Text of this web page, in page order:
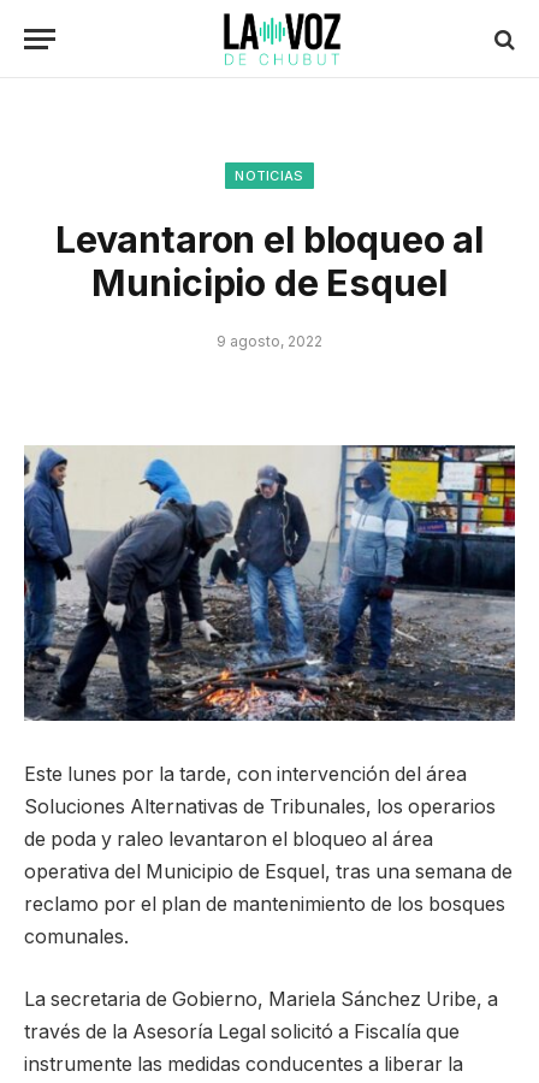
NOTICIAS
Levantaron el bloqueo al
Municipio de Esquel
9 agosto, 2022
Este lunes por la tarde, con intervención del área
Soluciones Alternativas de Tribunales, los operarios
de poda y raleo levantaron el bloqueo al área
operativa del Municipio de Esquel, tras una semana de
reclamo por el plan de mantenimiento de los bosques
comunales.
La secretaria de Gobierno, Mariela Sánchez Uribe, a
través de la Asesoría Legal solicitó a Fiscalía que
instrumente las medidas conducentes a liberar la